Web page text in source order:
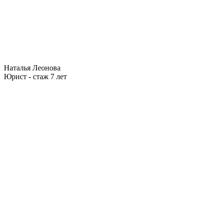
Наталья Леонова
Юрист - стаж 7 лет